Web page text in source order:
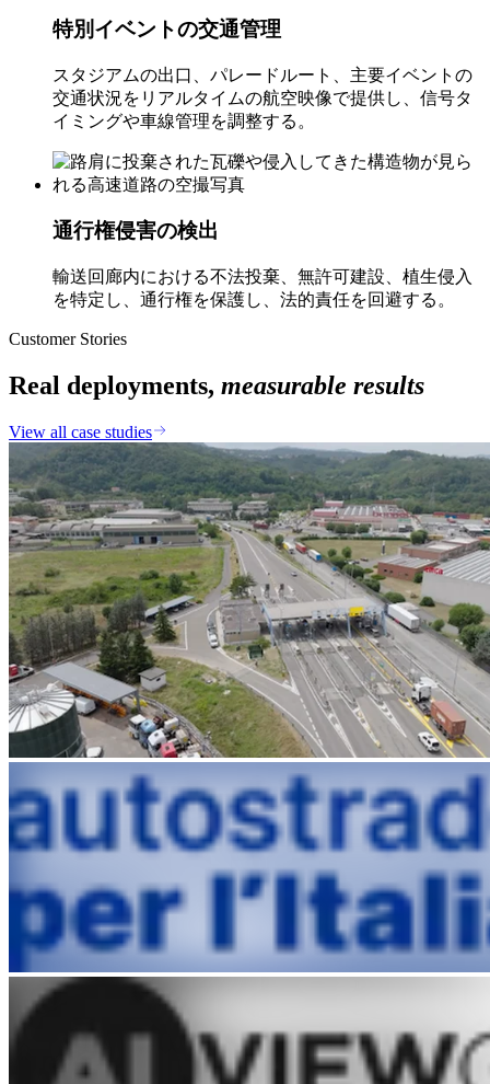
特別イベントの交通管理
スタジアムの出口、パレードルート、主要イベントの
交通状況をリアルタイムの航空映像で提供し、信号タ
イミングや車線管理を調整する。
通行権侵害の検出
輸送回廊内における不法投棄、無許可建設、植生侵入
を特定し、通行権を保護し、法的責任を回避する。
Customer Stories
Real deployments, measurable results
View all case studies